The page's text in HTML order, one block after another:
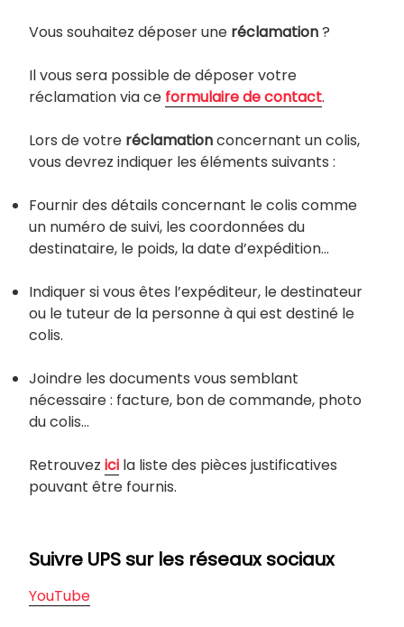
Vous souhaitez déposer une réclamation?
Il vous sera possible de déposer votre
réclamation via ce formulairedecontact.
Lors de votre réclamationconcernant un colis,
vous devrez indiquer les éléments suivants :
Fournir des détails concernant le colis comme
un numéro de suivi, les coordonnées du
destinataire, le poids, la date d’expédition…
Indiquer si vous êtes l’expéditeur, le destinateur
ou le tuteur de la personne à qui est destiné le
colis.
Joindre les documents vous semblant
nécessaire : facture, bon de commande, photo
du colis…
Retrouvez ici la liste des pièces justificatives
pouvant être fournis.
Suivre UPS sur les réseaux sociaux
YouTube